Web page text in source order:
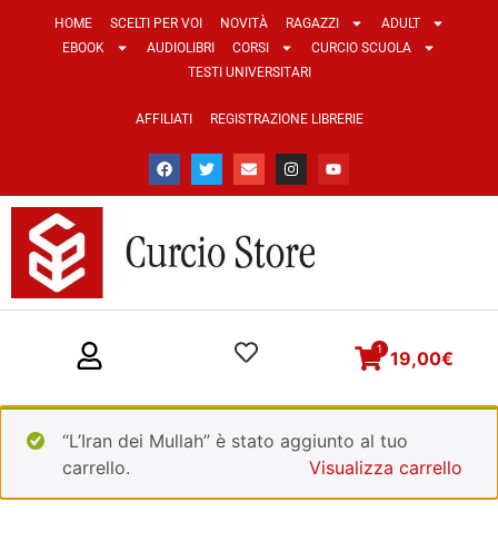
HOME SCELTI PER VOI NOVITÀ RAGAZZI
ADULT
EBOOK
AUDIOLIBRI CORSI
CURCIO SCUOLA
TESTI UNIVERSITARI
AFFILIATI REGISTRAZIONE LIBRERIE
19,00€
1
“L’Iran dei Mullah” è stato aggiunto al tuo
carrello.
Visualizza carrello